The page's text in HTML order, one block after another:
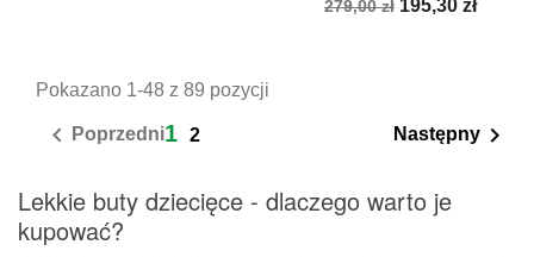
Cena
279,00 zł Cena
195,30 zł
Pokazano 1-48 z 89 pozycji
 Poprzedni1 2 Następny 
Lekkie buty dziecięce - dlaczego warto je
kupować?